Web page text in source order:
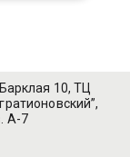
10, ТЦ
А-7